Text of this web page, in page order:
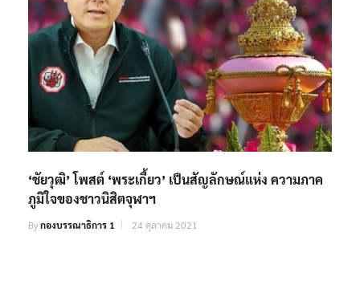
‘ชัยวุฒิ’ โพสต์ ‘พระเกี้ยว’ เป็นสัญลักษณ์แห่ง ความภาค
ภูมิใจของชาวนิสิตจุฬาฯ
Byกองบรรณาธิการ 1 24 ตุลาคม 2021